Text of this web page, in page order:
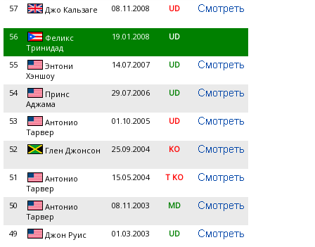
57 Джо Кальзаге 08.11.2008 UD
56
Феликс
Тринидад
19.01.2008 UD
55
Энтони
Хэншоу
14.07.2007 UD
54
Принс
Аджама
29.07.2006 UD
53
Антонио
Тарвер
01.10.2005 UD
52 Глен Джонсон 25.09.2004 KO
51
Антонио
Тарвер
15.05.2004 T KO
50
Антонио
Тарвер
08.11.2003 MD
49 Джон Руис 01.03.2003 UD